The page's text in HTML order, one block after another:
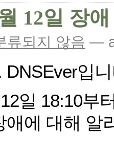
12일 장
류되지 않음 —
DNSEver입
일 18:10부
애에 대해 알